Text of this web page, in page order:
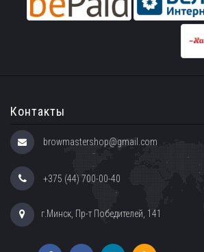
Контакты
browmastershop@gmail.com
+375 (44) 700-00-40
г.Минск, Пр-т Победителей, 141